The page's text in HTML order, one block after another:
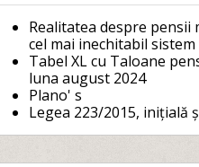
Realitatea despre pensii
cel mai inechitabil
Tabel XL cu Taloane
luna august 2024
Plano' s
Legea 223/2015, inițială